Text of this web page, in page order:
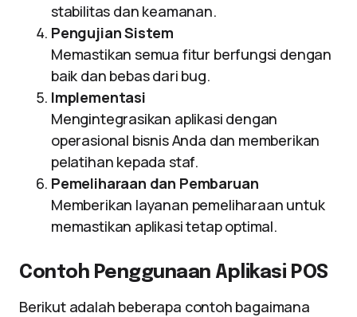
stabilitas dan keamanan.
Pengujian Sistem
Memastikan semua fitur berfungsi dengan
baik dan bebas dari bug.
Implementasi
Mengintegrasikan aplikasi dengan
operasional bisnis Anda dan memberikan
pelatihan kepada staf.
Pemeliharaan dan Pembaruan
Memberikan layanan pemeliharaan untuk
memastikan aplikasi tetap optimal.
Contoh Penggunaan Aplikasi POS
Berikut adalah beberapa contoh bagaimana